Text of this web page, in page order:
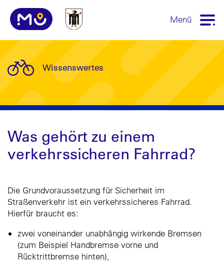
Menü
Wissenswertes
Was gehört zu einem
verkehrssicheren Fahrrad?
Die Grundvoraussetzung für Sicherheit im
Straßenverkehr ist ein verkehrssicheres Fahrrad.
Hierfür braucht es:
zwei voneinander unabhängig wirkende Bremsen
(zum Beispiel Handbremse vorne und
Rücktrittbremse hinten),